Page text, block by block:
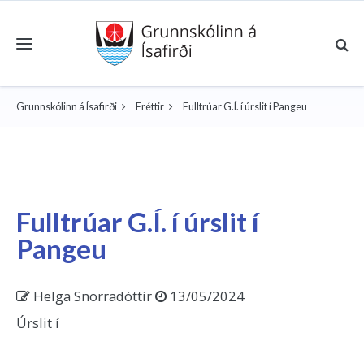
Toggle navigation
Grunnskólinn á Ísafirði Fréttir Fulltrúar G.Í. í úrslit í Pangeu
Fulltrúar G.Í. í úrslit í
Pangeu
Helga Snorradóttir
13/05/2024
Úrslit í